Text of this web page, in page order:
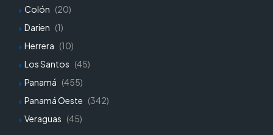
Colón (20)
Darien (1)
Herrera (10)
Los Santos (45)
Panamá (455)
Panamá Oeste (342)
Veraguas (45)